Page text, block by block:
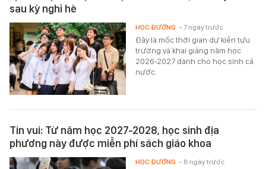
sau kỳ nghỉ hè
Đây là mốc thời gian dự kiến tựu
trường và khai giảng năm học
2026-2027 dành cho học sinh cả
nước.
HỌC ĐƯỜNG - 7 ngày trước
Tin vui: Từ năm học 2027-2028, học sinh địa
phương này được miễn phí sách giáo khoa
HỌC ĐƯỜNG - 8 ngày trước